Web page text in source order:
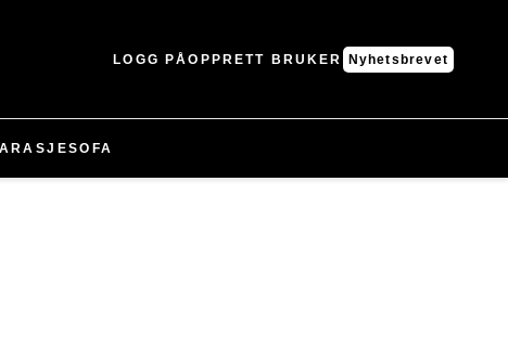
LOGG PÅOPPRETT BRUKER Nyhetsbrevet
SOFA